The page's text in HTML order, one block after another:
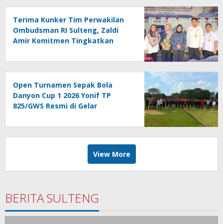
Terima Kunker Tim Perwakilan
Ombudsman RI Sulteng, Zaldi
Amir Komitmen Tingkatkan
Akuntabel Bebas Mal
Administrasi
Open Turnamen Sepak Bola
Danyon Cup 1 2026 Yonif TP
825/GWS Resmi di Gelar
View More
BERITA SULTENG